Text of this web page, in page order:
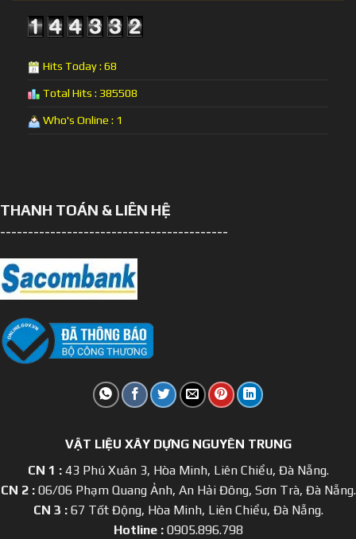
Hits Today : 68
Total Hits : 385508
Who's Online : 1
THANH TOÁN & LIÊN HỆ
-----------------------------------------
VẬT LIỆU XÂY DỰNG NGUYÊN TRUNG
CN 1 :43 Phú Xuân 3, Hòa Minh, Liên Chiểu, Đà Nẵng.
CN 2 :06/06 Phạm Quang Ảnh, An Hải Đông, Sơn Trà, Đà Nẵng.
CN 3 :67 Tốt Động, Hòa Minh, Liên Chiểu, Đà Nẵng.
Hotline :0905.896.798